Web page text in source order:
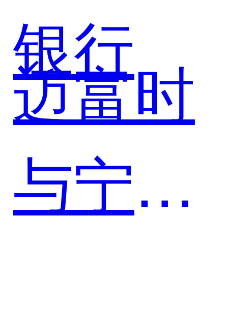
智能体
打造营
销数智
银行
迈富时
与宁波